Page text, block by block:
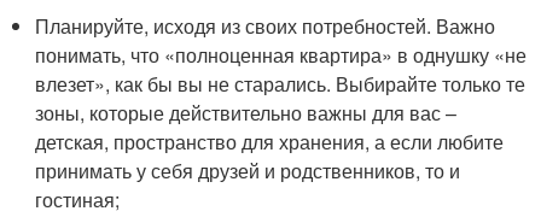
Планируйте, исходя из своих потребностей. Важно
понимать, что «полноценная квартира» в однушку «не
влезет», как бы вы не старались. Выбирайте только те
зоны, которые действительно важны для вас –
детская, пространство для хранения, а если любите
принимать у себя друзей и родственников, то и
гостиная;